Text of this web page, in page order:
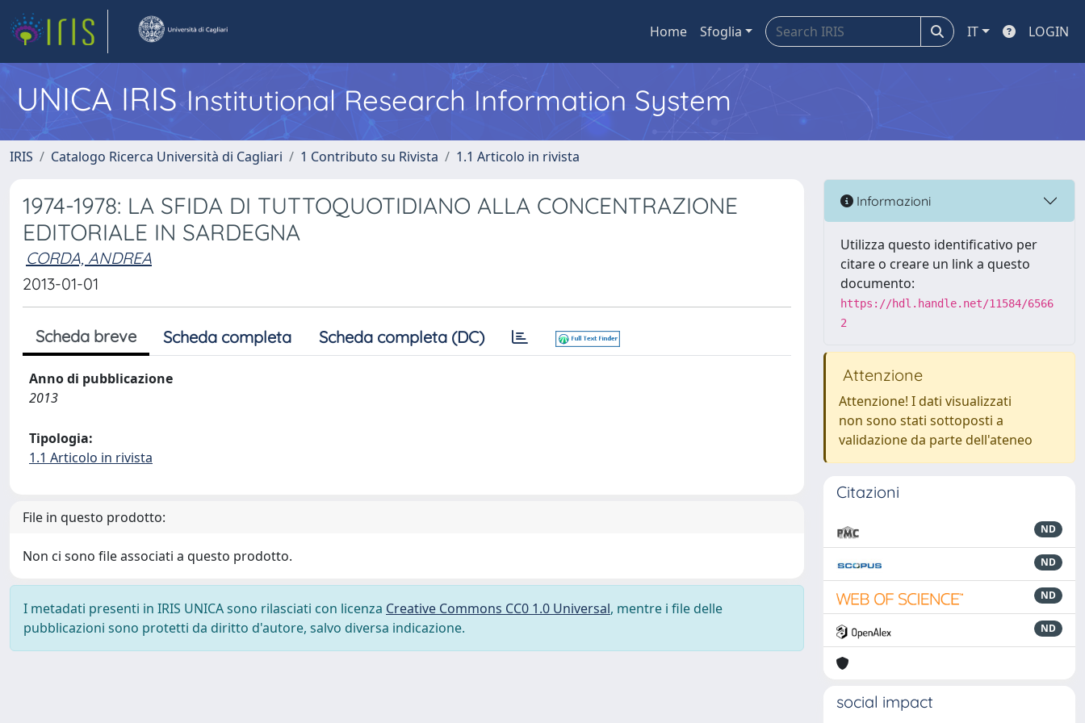
Home Sfoglia IT LOGIN
UNICA IRISInstitutional Research Information System
IRIS Catalogo Ricerca Università di Cagliari 1 Contributo su Rivista 1.1 Articolo in rivista
1974-1978: LA SFIDA DI TUTTOQUOTIDIANO ALLA CONCENTRAZIONE
EDITORIALE IN SARDEGNA
CORDA, ANDREA
2013-01-01
Scheda breve Scheda completa Scheda completa (DC)
Anno di pubblicazione
2013
Tipologia:
1.1 Articolo in rivista
File in questo prodotto:
Non ci sono file associati a questo prodotto.
I metadati presenti in IRIS UNICA sono rilasciati con licenza Creative Commons CC0 1.0 Universal, mentre i file delle
pubblicazioni sono protetti da diritto d'autore, salvo diversa indicazione.
Informazioni
Utilizza questo identificativo per
citare o creare un link a questo
documento:
https://hdl.handle.net/11584/6566
2
Attenzione
Attenzione! I dati visualizzati
non sono stati sottoposti a
validazione da parte dell'ateneo
Citazioni
ND
ND
ND
ND
social impact